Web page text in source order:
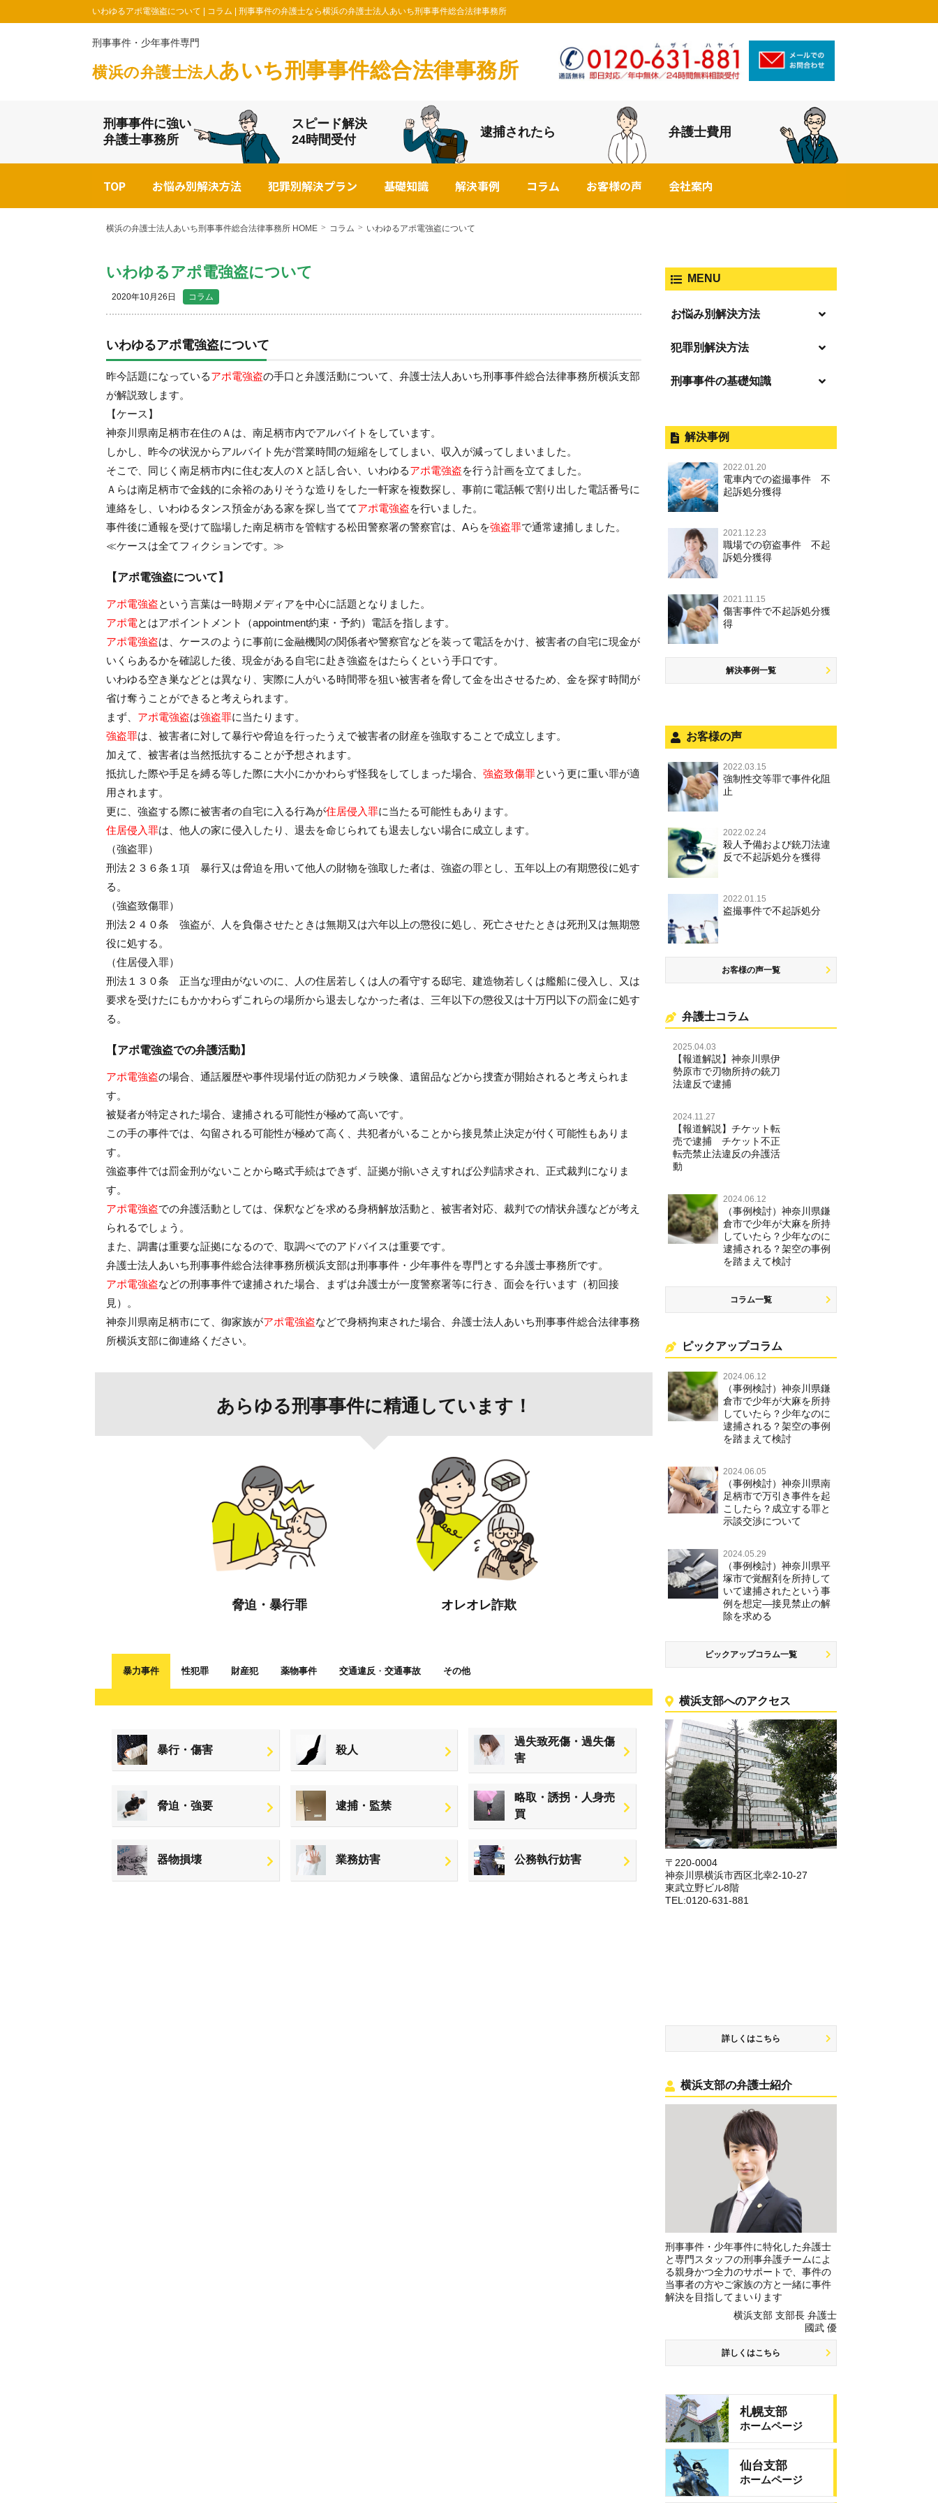
いわゆるアポ電強盗について | コラム | 刑事事件の弁護士なら横浜の弁護士法人あいち刑事事件総合法律事務所
刑事事件・少年事件専門
横浜の弁護士法人あいち刑事事件総合法律事務所
刑事事件に強い
弁護士事務所
スピード解決
24時間受付
逮捕されたら 弁護士費用
TOP お悩み別解決方法 犯罪別解決プラン 基礎知識 解決事例 コラム お客様の声 会社案内
横浜の弁護士法人あいち刑事事件総合法律事務所 HOME コラム いわゆるアポ電強盗について
いわゆるアポ電強盗について
2020年10月26日 コラム
いわゆるアポ電強盗について
昨今話題になっているアポ電強盗の手口と弁護活動について、弁護士法人あいち刑事事件総合法律事務所横浜支部
が解説致します。
【ケース】
神奈川県南足柄市在住のＡは、南足柄市内でアルバイトをしています。
しかし、昨今の状況からアルバイト先が営業時間の短縮をしてしまい、収入が減ってしまいました。
そこで、同じく南足柄市内に住む友人のＸと話し合い、いわゆるアポ電強盗を行う計画を立てました。
Ａらは南足柄市で金銭的に余裕のありそうな造りをした一軒家を複数探し、事前に電話帳で割り出した電話番号に
連絡をし、いわゆるタンス預金がある家を探し当ててアポ電強盗を行いました。
事件後に通報を受けて臨場した南足柄市を管轄する松田警察署の警察官は、Aらを強盗罪で通常逮捕しました。
≪ケースは全てフィクションです。≫
【アポ電強盗について】
アポ電強盗という言葉は一時期メディアを中心に話題となりました。
アポ電とはアポイントメント（appointment約束・予約）電話を指します。
アポ電強盗は、ケースのように事前に金融機関の関係者や警察官などを装って電話をかけ、被害者の自宅に現金が
いくらあるかを確認した後、現金がある自宅に赴き強盗をはたらくという手口です。
いわゆる空き巣などとは異なり、実際に人がいる時間帯を狙い被害者を脅して金を出させるため、金を探す時間が
省け奪うことができると考えられます。
まず、 アポ電強盗は強盗罪に当たります。
強盗罪は、被害者に対して暴行や脅迫を行ったうえで被害者の財産を強取することで成立します。
加えて、被害者は当然抵抗することが予想されます。
抵抗した際や手足を縛る等した際に大小にかかわらず怪我をしてしまった場合、 強盗致傷罪という更に重い罪が適
用されます。
更に、強盗する際に被害者の自宅に入る行為が住居侵入罪に当たる可能性もあります。
住居侵入罪は、他人の家に侵入したり、退去を命じられても退去しない場合に成立します。
（強盗罪）
刑法２３６条１項 暴行又は脅迫を用いて他人の財物を強取した者は、強盗の罪とし、五年以上の有期懲役に処す
る。
（強盗致傷罪）
刑法２４０条 強盗が、人を負傷させたときは無期又は六年以上の懲役に処し、死亡させたときは死刑又は無期懲
役に処する。
（住居侵入罪）
刑法１３０条 正当な理由がないのに、人の住居若しくは人の看守する邸宅、建造物若しくは艦船に侵入し、又は
要求を受けたにもかかわらずこれらの場所から退去しなかった者は、三年以下の懲役又は十万円以下の罰金に処す
る。
【アポ電強盗での弁護活動】
アポ電強盗の場合、通話履歴や事件現場付近の防犯カメラ映像、遺留品などから捜査が開始されると考えられま
す。
被疑者が特定された場合、逮捕される可能性が極めて高いです。
この手の事件では、勾留される可能性が極めて高く、共犯者がいることから接見禁止決定が付く可能性もありま
す。
強盗事件では罰金刑がないことから略式手続はできず、証拠が揃いさえすれば公判請求され、正式裁判になりま
す。
アポ電強盗での弁護活動としては、保釈などを求める身柄解放活動と、被害者対応、裁判での情状弁護などが考え
られるでしょう。
また、調書は重要な証拠になるので、取調べでのアドバイスは重要です。
弁護士法人あいち刑事事件総合法律事務所横浜支部は刑事事件・少年事件を専門とする弁護士事務所です。
アポ電強盗などの刑事事件で逮捕された場合、まずは弁護士が一度警察署等に行き、面会を行います（初回接
見）。
神奈川県南足柄市にて、御家族がアポ電強盗などで身柄拘束された場合、弁護士法人あいち刑事事件総合法律事務
所横浜支部に御連絡ください。
あらゆる刑事事件に精通しています！
脅迫・暴行罪 オレオレ詐欺
暴力事件 性犯罪 財産犯 薬物事件 交通違反 ・ 交通事故 その他
暴行・傷害 殺人
過失致死傷・過失傷
害
脅迫・強要 逮捕・監禁
略取・誘拐・人身売
買
器物損壊 業務妨害 公務執行妨害
MENU
お悩み別解決方法
「逮捕」について適切に知ること
起訴後、前科がつくのを避けるた
逮捕されたら
釈放してほしい
逮捕後、早急な釈放・保釈を望む
ときにすべきこと
被害者との示談を円満に進めるた
めには
こと
刑事事件で被疑者を不起訴処分に
するには
事件を秘密にするためにとるべき
自首・出頭の不安や悩みを解消す
るためには
犯罪別解決方法
事件別－暴力事件
暴行・傷害
殺人
過失致死・過失傷害
脅迫・強要
逮捕・監禁
略取・誘拐・人身売買
業務妨害
公務執行妨害
性犯罪 TOP
痴漢
盗撮，のぞき
つ，準強制わいせつ），監護者わ
いせつ
不同意性交等・監護者性交等
淫行・援助交際
公然わいせつ罪，わいせつ物頒布
罪，淫行勧誘罪
児童ポルノ，リベンジポルノ
事件別－財産犯
財産犯 TOP
窃盗罪
強盗罪
詐欺罪
恐喝罪
横領・背任
盗品売買・譲り受け等
知的財産と刑事事件
事件別－薬物事件
薬物事件 TOP
覚せい剤
大麻
危険ドラッグ
事件別－交通違反・交通事故
交通違反・交通事故 TOP
人身事故・死亡事故
ひき逃げ・当て逃げ
無免許運転
飲酒運転
危険運転行為等
その他
その他 TOP
著作権法違反
商標法違反
犯罪収益移転防止法違反
ネット犯罪
児童虐待・保護責任者遺棄
文書偽造・偽造文書行使
不正競争防止法
住居侵入等
刑事事件の基礎知識
外国人事件の手続きと特色
刑事裁判の概要・手続
公務員の逮捕・刑事事件
控訴・上告
国選弁護士と私選弁護士の違い
裁判員裁判
取調べの注意点
少年事件の手続と特色
少年事件の処分
法人と刑事事件（脱税関係，従業
員逮捕，予防法務等）
面会・差し入れ
解決事例
2022.01.20
電車内での盗撮事件 不
起訴処分獲得
2021.12.23
職場での窃盗事件 不起
訴処分獲得
2021.11.15
傷害事件で不起訴処分獲
得
解決事例一覧
お客様の声
2022.03.15
強制性交等罪で事件化阻
止
2022.02.24
殺人予備および銃刀法違
反で不起訴処分を獲得
2022.01.15
盗撮事件で不起訴処分
お客様の声一覧
弁護士コラム
2025.04.03
【報道解説】神奈川県伊
勢原市で刃物所持の銃刀
法違反で逮捕
2024.11.27
【報道解説】チケット転
売で逮捕 チケット不正
転売禁止法違反の弁護活
動
2024.06.12
（事例検討）神奈川県鎌
倉市で少年が大麻を所持
していたら？少年なのに
逮捕される？架空の事例
を踏まえて検討
コラム一覧
ピックアップコラム
2024.06.12
（事例検討）神奈川県鎌
倉市で少年が大麻を所持
していたら？少年なのに
逮捕される？架空の事例
を踏まえて検討
2024.06.05
（事例検討）神奈川県南
足柄市で万引き事件を起
こしたら？成立する罪と
示談交渉について
2024.05.29
（事例検討）神奈川県平
塚市で覚醒剤を所持して
いて逮捕されたという事
例を想定―接見禁止の解
除を求める
ピックアップコラム一覧
横浜支部へのアクセス
〒220-0004
神奈川県横浜市西区北幸2-10-27
東武立野ビル8階
TEL:0120-631-881
詳しくはこちら
横浜支部の弁護士紹介
刑事事件・少年事件に特化した弁護士
と専門スタッフの刑事弁護チームによ
る親身かつ全力のサポートで、事件の
当事者の方やご家族の方と一緒に事件
解決を目指してまいります
横浜支部 支部長 弁護士
國武 優
詳しくはこちら
札幌支部
ホームページ
仙台支部
ホームページ